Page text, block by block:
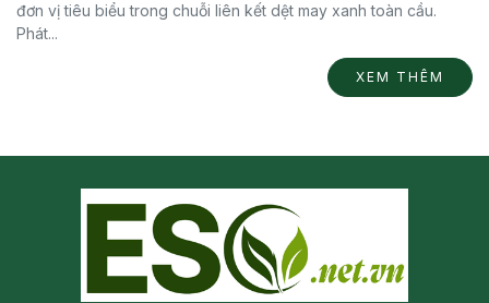
đơn vị tiêu biểu trong chuỗi liên kết dệt may xanh toàn cầu.
Phát...
XEM THÊM